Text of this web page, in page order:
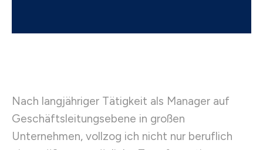
Nach langjähriger Tätigkeit als Manager auf
Geschäftsleitungsebene in großen
Unternehmen, vollzog ich nicht nur beruflich